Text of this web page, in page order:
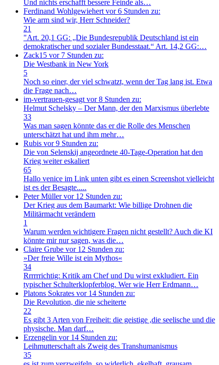
Und nichts erschafft bessere Feinde als…
Ferdinand Wohlgewiehert vor 6 Stunden zu:
Wie arm sind wir, Herr Schneider?
21
"Art. 20,1 GG: „Die Bundesrepublik Deutschland ist ein
demokratischer und sozialer Bundesstaat.“ Art. 14,2 GG:…
Zack15 vor 7 Stunden zu:
Die Westbank in New York
5
Noch so einer, der viel schwatzt, wenn der Tag lang ist. Etwa
die Frage nach…
im-vertrauen-gesagt vor 8 Stunden zu:
Helmut Schelsky – Der Mann, der den Marxismus überlebte
33
Was man sagen könnte das er die Rolle des Menschen
unterschätzt hat und ihm mehr…
Rubis vor 9 Stunden zu:
Die von Selenskij angeordnete 40-Tage-Operation hat den
Krieg weiter eskaliert
65
Hallo venice im Link unten gibt es einen Screenshot vielleicht
ist es der Besagte.....
Peter Müllervor 12 Stunden zu:
Der Krieg aus dem Baumarkt: Wie billige Drohnen die
Militärmacht verändern
1
Warum werden wichtigere Fragen nicht gestellt? Auch die KI
könnte mir nur sagen, was die…
Claire Grube vor 12 Stunden zu:
»Der freie Wille ist ein Mythos«
34
Rrrrrrichtig: Kritik am Chef und Du wirst exkludiert. Ein
typischer Schulterklopferblog. Wer wie Herr Erdmann…
Platons Sokrates vor 14 Stunden zu:
Die Revolution, die nie scheiterte
22
Es gibt 3 Arten von Freiheit: die geistige ,die seelische und die
physische. Man darf…
Erzengelin vor 14 Stunden zu:
Leihmutterschaft als Zweig des Transhumanismus
35